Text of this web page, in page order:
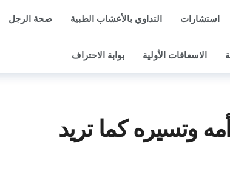
استشارات التداوي بالأعشاب الطبية صحة الرجل
الاسعافات الأولية بوابة الاحتراف
وتسيره كما تريد